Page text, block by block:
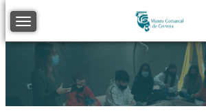
Toggle navigation